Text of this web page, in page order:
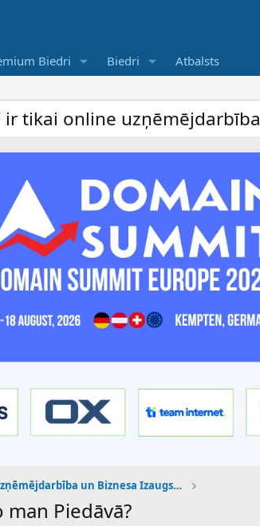
Biedri Biedri Atbalsts
uzņēmējdarbība forums
Online Uzņēmējdarbība un Biznesa Izaugsme
man Piedāvā?